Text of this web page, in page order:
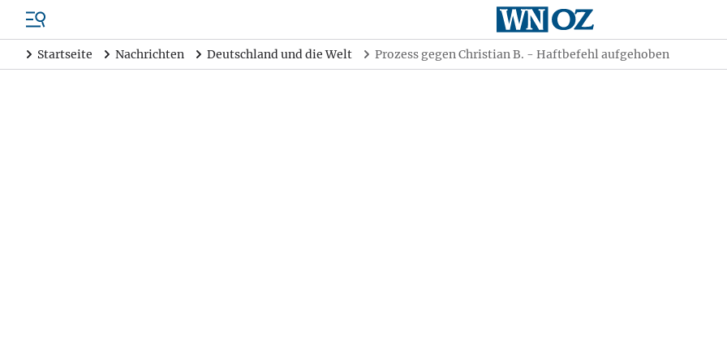
Startseite Nachrichten Deutschland und die Welt Prozess gegen Christian B. - Haftbefehl aufgehoben